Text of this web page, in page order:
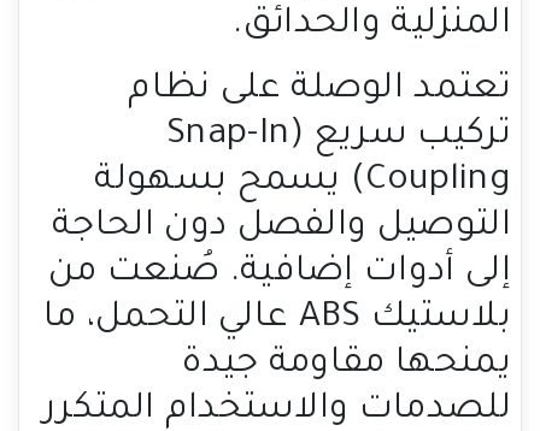
المنزلية والحدائق.
تعتمد الوصلة على نظام
تركيب سريع (Snap-In
Coupling) يسمح بسهولة
التوصيل والفصل دون الحاجة
إلى أدوات إضافية. صُنعت من
بلاستيك ABS عالي التحمل، ما
يمنحها مقاومة جيدة
للصدمات والاستخدام المتكرر